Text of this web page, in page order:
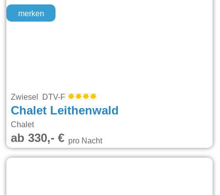
merken
Zwiesel DTV-F
Chalet Leithenwald
Chalet
ab 330,- €pro Nacht